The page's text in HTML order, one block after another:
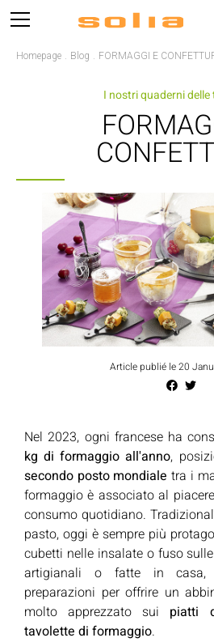
Homepage Blog FORMAGGI E
I nostri quaderni delle
Article publié le 20
Nel 2023, ogni francese ha
kg di formaggio all'anno,
secondo posto mondiale tra i
formaggio è associato al
consumo quotidiano.
pasto, oggi è sempre più
cubetti nelle insalate o fuso
artigianali o fatte in casa,
preparazioni per offrire un
molto apprezzato sui piatti
tavolette di formaggio.